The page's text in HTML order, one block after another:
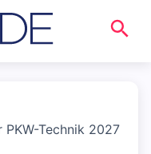
Technik 2027